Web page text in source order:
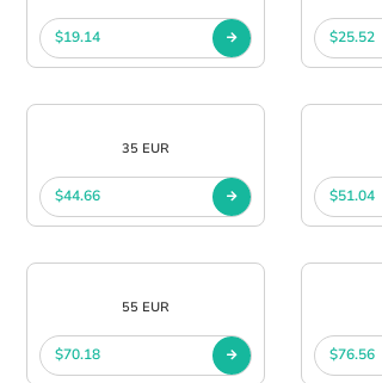
$19.14 $25.52
35 EUR
$44.66 $51.04
55 EUR
$70.18 $76.56